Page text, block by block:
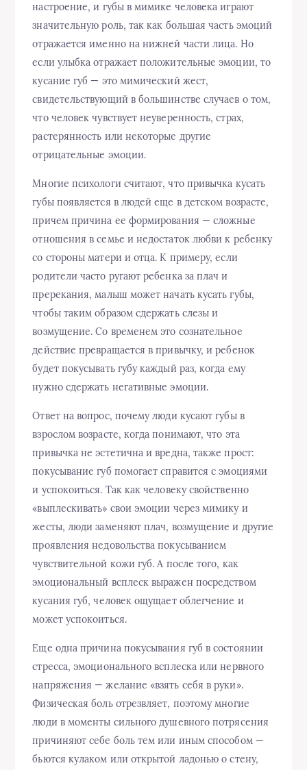
настроение, и губы в мимике человека играют
значительную роль, так как большая часть эмоций
отражается именно на нижней части лица. Но
если улыбка отражает положительные эмоции, то
кусание губ — это мимический жест,
свидетельствующий в большинстве случаев о том,
что человек чувствует неуверенность, страх,
растерянность или некоторые другие
отрицательные эмоции.
Многие психологи считают, что привычка кусать
губы появляется в людей еще в детском возрасте,
причем причина ее формирования — сложные
отношения в семье и недостаток любви к ребенку
со стороны матери и отца. К примеру, если
родители часто ругают ребенка за плач и
пререкания, малыш может начать кусать губы,
чтобы таким образом сдержать слезы и
возмущение. Со временем это сознательное
действие превращается в привычку, и ребенок
будет покусывать губу каждый раз, когда ему
нужно сдержать негативные эмоции.
Ответ на вопрос, почему люди кусают губы в
взрослом возрасте, когда понимают, что эта
привычка не эстетична и вредна, также прост:
покусывание губ помогает справится с эмоциями
и успокоиться. Так как человеку свойственно
«выплескивать» свои эмоции через мимику и
жесты, люди заменяют плач, возмущение и другие
проявления недовольства покусыванием
чувствительной кожи губ. А после того, как
эмоциональный всплеск выражен посредством
кусания губ, человек ощущает облегчение и
может успокоиться.
Еще одна причина покусывания губ в состоянии
стресса, эмоционального всплеска или нервного
напряжения — желание «взять себя в руки».
Физическая боль отрезвляет, поэтому многие
люди в моменты сильного душевного потрясения
причиняют себе боль тем или иным способом —
бьются кулаком или открытой ладонью о стену,